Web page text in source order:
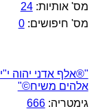
מס' אותיות:24
מס' חיפושים:0
"®אלף אדני יהוה י"י
אלהים משיח©"
גימטריה:666